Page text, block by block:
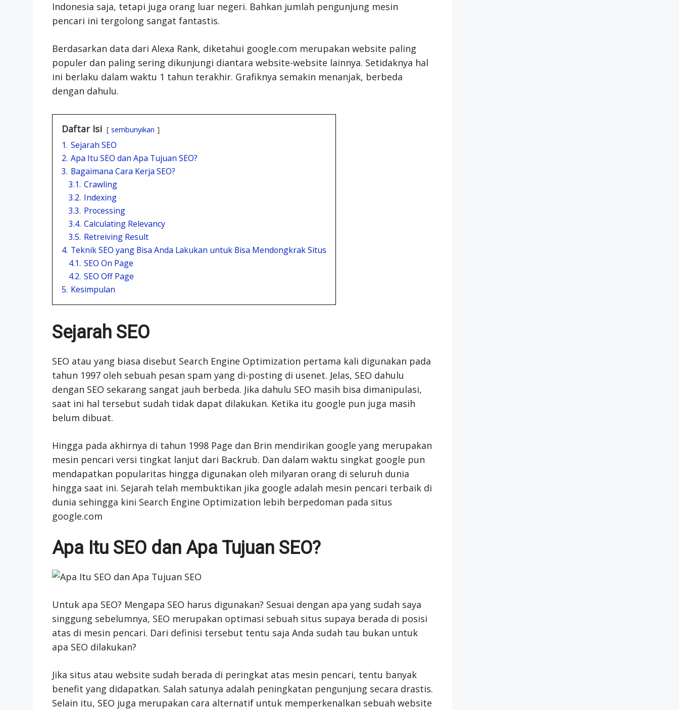
Indonesia saja, tetapi juga orang luar negeri. Bahkan jumlah pengunjung mesin
pencari ini tergolong sangat fantastis.
Berdasarkan data dari Alexa Rank, diketahui google.com merupakan website paling
populer dan paling sering dikunjungi diantara website-website lainnya. Setidaknya hal
ini berlaku dalam waktu 1 tahun terakhir. Grafiknya semakin menanjak, berbeda
dengan dahulu.
Daftar Isi sembunyikan
1. Sejarah SEO
2. Apa Itu SEO dan Apa Tujuan SEO?
3. Bagaimana Cara Kerja SEO?
3.1. Crawling
3.2. Indexing
3.3. Processing
3.4. Calculating Relevancy
3.5. Retreiving Result
4. Teknik SEO yang Bisa Anda Lakukan untuk Bisa Mendongkrak Situs
4.1. SEO On Page
4.2. SEO Off Page
5. Kesimpulan
Sejarah SEO
SEO atau yang biasa disebut Search Engine Optimization pertama kali digunakan pada
tahun 1997 oleh sebuah pesan spam yang di-posting di usenet. Jelas, SEO dahulu
dengan SEO sekarang sangat jauh berbeda. Jika dahulu SEO masih bisa dimanipulasi,
saat ini hal tersebut sudah tidak dapat dilakukan. Ketika itu google pun juga masih
belum dibuat.
Hingga pada akhirnya di tahun 1998 Page dan Brin mendirikan google yang merupakan
mesin pencari versi tingkat lanjut dari Backrub. Dan dalam waktu singkat google pun
mendapatkan popularitas hingga digunakan oleh milyaran orang di seluruh dunia
hingga saat ini. Sejarah telah membuktikan jika google adalah mesin pencari terbaik di
dunia sehingga kini Search Engine Optimization lebih berpedoman pada situs
google.com
Apa Itu SEO dan Apa Tujuan SEO?
Untuk apa SEO? Mengapa SEO harus digunakan? Sesuai dengan apa yang sudah saya
singgung sebelumnya, SEO merupakan optimasi sebuah situs supaya berada di posisi
atas di mesin pencari. Dari definisi tersebut tentu saja Anda sudah tau bukan untuk
apa SEO dilakukan?
Jika situs atau website sudah berada di peringkat atas mesin pencari, tentu banyak
benefit yang didapatkan. Salah satunya adalah peningkatan pengunjung secara drastis.
Selain itu, SEO juga merupakan cara alternatif untuk memperkenalkan sebuah website